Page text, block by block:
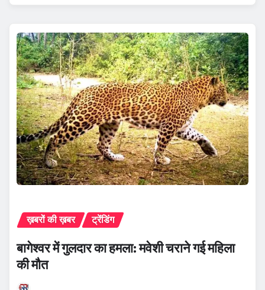
ख़बरों की ख़बर ट्रेंडिंग
बागेश्वर में गुलदार का हमला: मवेशी चराने गई महिला
की मौत